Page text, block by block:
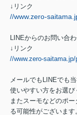
↓リンク
//www.zero-
LINEからのお問い合わ
↓リンク
//www.zero-saitama.jp/
メールでもLINEでも
使いやすい方をお選び
またスーモなどのポ
る可能性がございます